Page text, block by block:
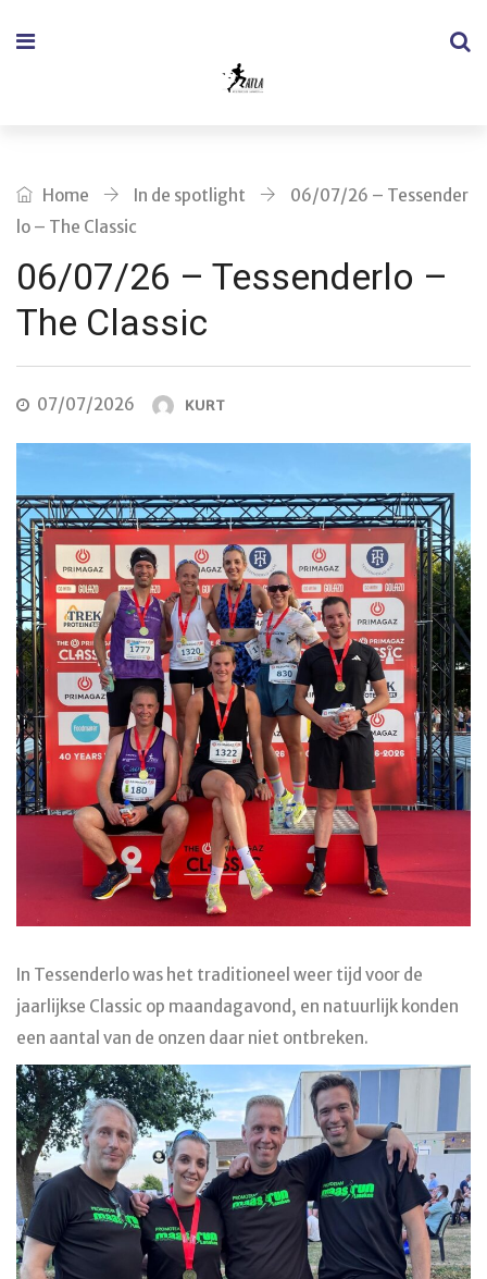
Home In de spotlight
06/07/26 – Tessender
lo – The Classic
06/07/26 – Tessenderlo –
The Classic
07/07/2026 KURT
In Tessenderlo was het traditioneel weer tijd voor de
jaarlijkse Classic op maandagavond, en natuurlijk konden
een aantal van de onzen daar niet ontbreken.